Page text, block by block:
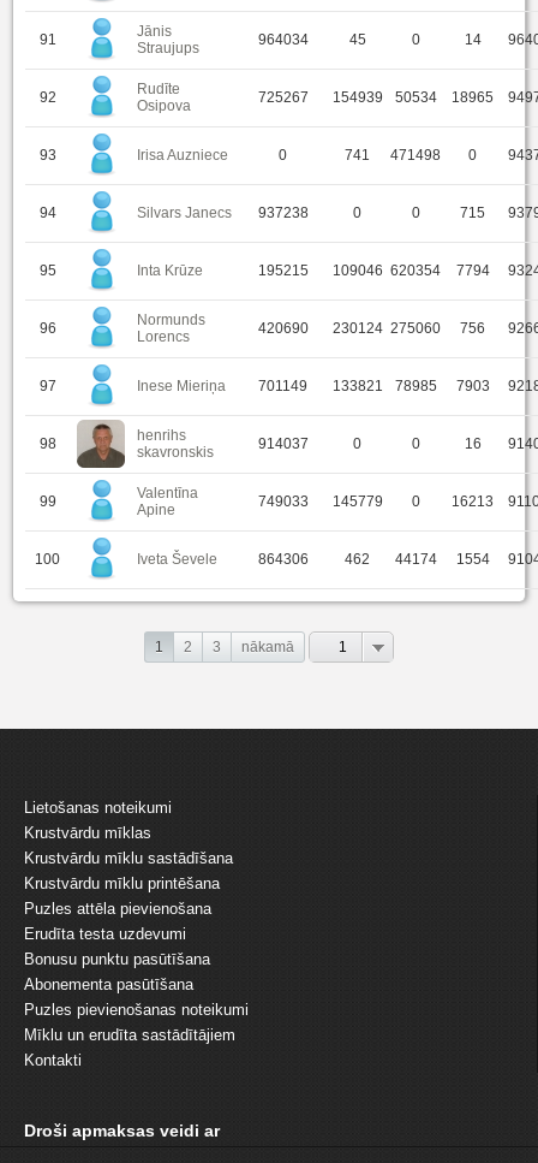
91
Jānis
Straujups
964034 45 0 14
92
Rudīte
Osipova
725267 154939 50534 18965
93 Irisa Auzniece 0 741 471498 0
94 Silvars Janecs 937238 0 0 715
95 Inta Krūze 195215 109046 620354 7794
96
Normunds
Lorencs
420690 230124 275060 756
97 Inese Mieriņa 701149 133821 78985 7903
98
henrihs
skavronskis
914037 0 0 16
99
Valentīna
Apine
749033 145779 0 16213
100 Iveta Ševele 864306 462 44174 1554
1 2 3 nākamā 1
Lietošanas noteikumi
Krustvārdu mīklas
Krustvārdu mīklu sastādīšana
Krustvārdu mīklu printēšana
Puzles attēla pievienošana
Erudīta testa uzdevumi
Bonusu punktu pasūtīšana
Abonementa pasūtīšana
Puzles pievienošanas noteikumi
Mīklu un erudīta sastādītājiem
Kontakti
Droši apmaksas veidi ar